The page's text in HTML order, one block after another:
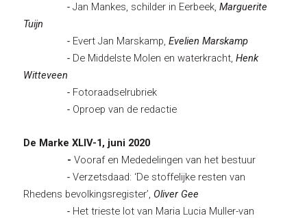
-Jan Mankes, schilder in Eerbeek,Marguerite
Tuijn
- Evert Jan Marskamp,Evelien Marskamp
- De Middelste Molen en waterkracht,Henk
Witteveen
- Fotoraadselrubriek
- Oproep van de redactie
De Marke XLIV-1, juni 2020
-Vooraf en Mededelingen van het bestuur
-Verzetsdaad: ‘De stoffelijke resten van
Rhedens bevolkingsregister’, Oliver Gee
- Het trieste lot van Maria Lucia Muller-van